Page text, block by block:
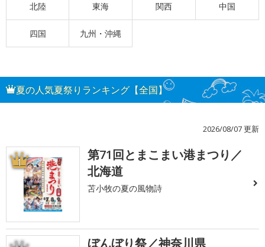
北陸 東海 関西 中国
四国 九州・沖縄
夏の人気夏祭りランキング【全国】
2026/08/07 更新
1
第71回とまこまい港まつり／
北海道
苫小牧の夏の風物詩
ぼんぼり祭／神奈川県